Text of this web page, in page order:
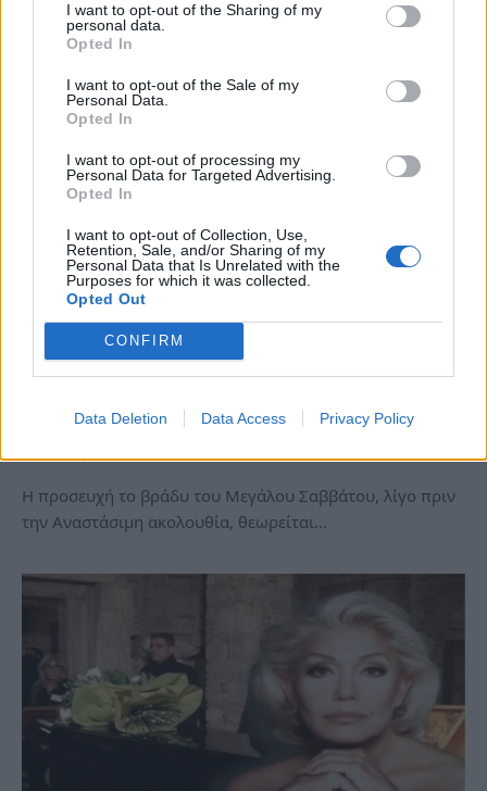
I want to opt-out of the Sharing of my
personal data.
Opted In
I want to opt-out of the Sale of my
Personal Data.
Opted In
I want to opt-out of processing my
Personal Data for Targeted Advertising.
Opted In
I want to opt-out of Collection, Use,
Retention, Sale, and/or Sharing of my
Personal Data that Is Unrelated with the
Purposes for which it was collected.
Opted Out
CONFIRM
Data Deletion Data Access Privacy Policy
Το Μεγάλο Σάββατο φέτος δεν είναι μια απλή ημέρα
προετοιμασίας, καθώς μας καλεί…
Μεγάλο Σάββατο: Το βράδυ, πριν πας στην
προσευχή, απόψε γίνονται θαύματα!
Σα, 11 Απρ 2026 10:12
Η προσευχή το βράδυ του Μεγάλου Σαββάτου, λίγο πριν
την Αναστάσιμη ακολουθία, θεωρείται…